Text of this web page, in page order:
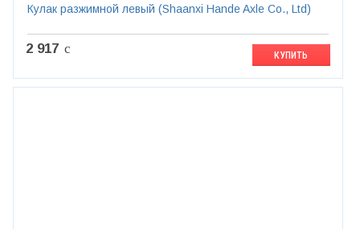
Кулак разжимной левый (Shaanxi Hande Axle Co., Ltd)
2 917 c КУПИТЬ